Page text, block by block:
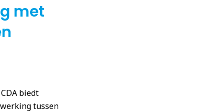
met
biedt
tussen